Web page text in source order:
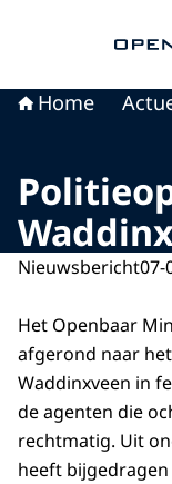
Home
Nieuwsbericht07-
Het Openbaar
afgerond naar
Waddinxveen in
de agenten die
rechtmatig. Uit
heeft